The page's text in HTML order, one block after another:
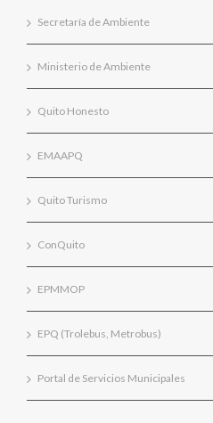
Secretaría de Ambiente
Ministerio de Ambiente
Quito Honesto
EMAAPQ
Quito Turismo
ConQuito
EPMMOP
EPQ (Trolebus, Metrobus)
Portal de Servicios Municipales